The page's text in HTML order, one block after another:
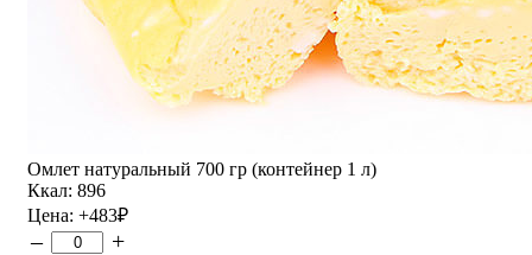
Омлет натуральный 700 гр (контейнер 1 л)
Ккал: 896
Цена: +483₽
– +